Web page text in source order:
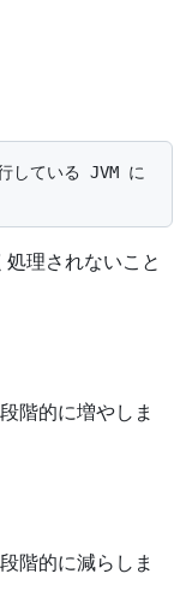
理されないこと
階的に増やしま
階的に減らしま